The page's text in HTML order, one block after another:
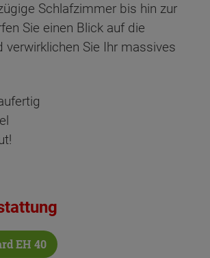
Schlafzimmer bis hin zur
Sie einen Blick auf die
verwirklichen Sie Ihr massives
EH 40